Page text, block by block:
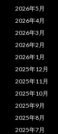
2026年5月
2026年4月
2026年3月
2026年2月
2026年1月
2025年12月
2025年11月
2025年10月
2025年9月
2025年8月
2025年7月